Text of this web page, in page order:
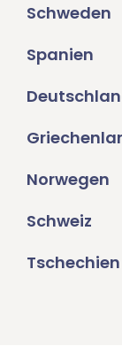
Schweden
Spanien
Norwegen
Schweiz
Tschechien